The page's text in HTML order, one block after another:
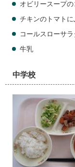
オビリースープ
チキンのトマトに
コールスローサラ
牛乳
中学校